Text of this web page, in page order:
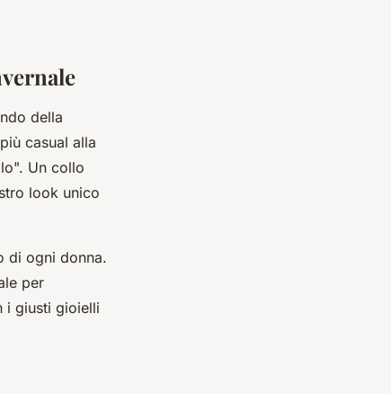
della
casual alla
Un collo
look unico
di ogni donna.
per
i giusti gioielli